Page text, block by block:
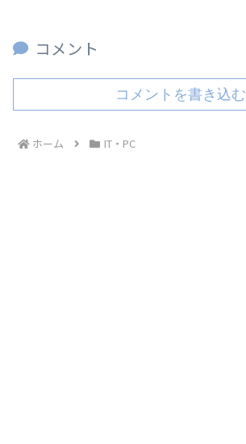
コメント
コメントを書き込む
ホーム IT・PC